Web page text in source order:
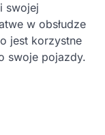
swojej
w obsłudze
jest korzystne
swoje pojazdy.